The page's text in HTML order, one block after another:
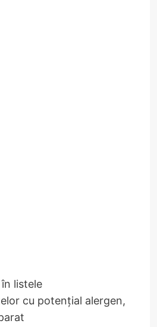
listele
cu potențial alergen,